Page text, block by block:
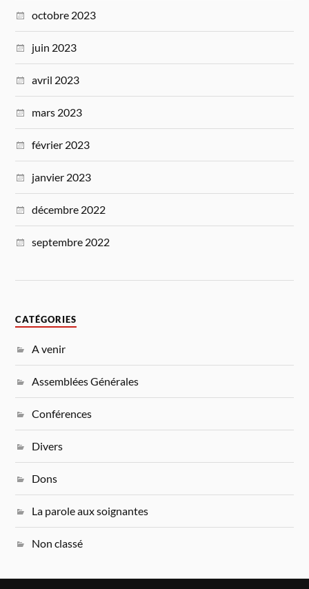
octobre 2023
juin 2023
avril 2023
mars 2023
février 2023
janvier 2023
décembre 2022
septembre 2022
CATÉGORIES
A venir
Assemblées Générales
Conférences
Divers
Dons
La parole aux soignantes
Non classé